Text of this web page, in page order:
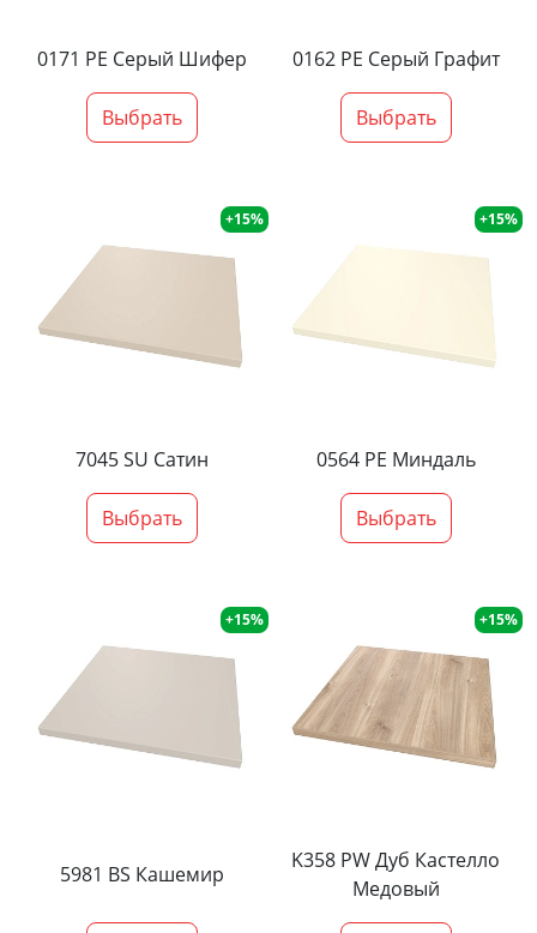
0171 PE Серый Шифер
Выбрать
0162 PE Серый Графит
Выбрать
+15%
7045 SU Сатин
Выбрать
+15%
0564 PE Миндаль
Выбрать
+15%
5981 BS Кашемир
+15%
K358 PW Дуб Кастелло
Медовый